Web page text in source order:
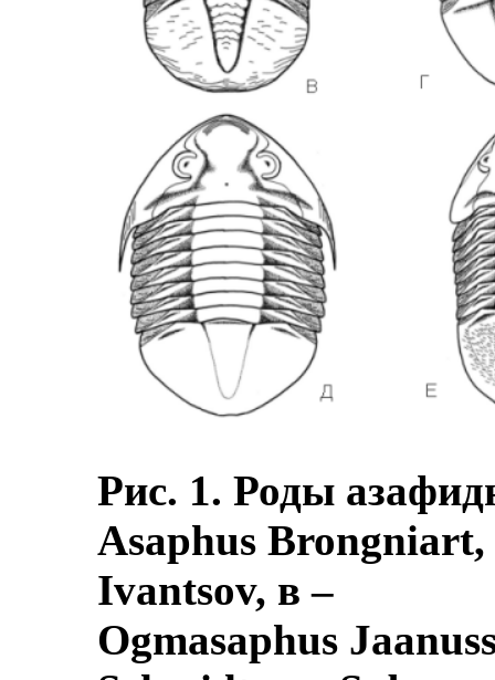
Рис. 1. Роды
Asaphus Brongniart,
Ivantsov, в –
Ogmasaphus